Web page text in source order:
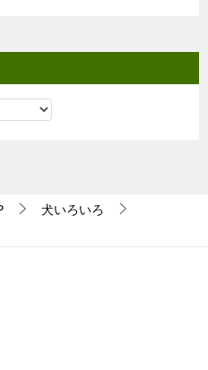
犬いろいろ